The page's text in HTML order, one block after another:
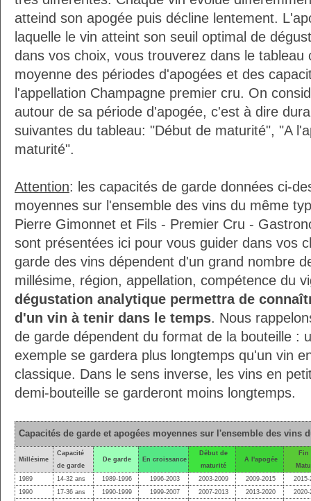
atteind son apogée puis décline lentement.
laquelle le vin atteint son seuil optimal de
dans vos choix, vous trouverez dans le tableau
moyenne des périodes d'apogées et des
l'appellation Champagne premier cru. On
autour de sa période d'apogée, c'est à dire
suivantes du tableau: "Début de maturité", "A
maturité".
Attention: les capacités de garde données ci-
moyennes sur l'ensemble des vins du même
Pierre Gimonnet et Fils - Premier Cru -
sont présentées ici pour vous guider dans vos
garde des vins dépendent d'un grand nombre
millésime, région, appellation, compétence du
dégustation analytique permettra de
d'un vin à tenir dans le temps. Nous
de garde dépendent du format de la bouteille :
exemple se gardera plus longtemps qu'un vin
classique. Dans le sens inverse, les vins en
demi-bouteille se garderont moins longtemps.
Capacités de garde et apogées moyennes sur l'ensemble des vins
Millésime
Capacité
de garde
De garde En croissance
Début de
maturité
A l'apogée
Fin
1989
14-32 ans 1989-1996 1996-2003 2003-2009 2009-2015
2015-
1990
17-36 ans 1990-1999 1999-2007 2007-2013 2013-2020
2020-